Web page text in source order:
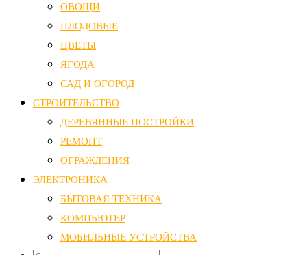
ОВОЩИ
ПЛОДОВЫЕ
ЦВЕТЫ
ЯГОДА
САД И ОГОРОД
СТРОИТЕЛЬСТВО
ДЕРЕВЯННЫЕ ПОСТРОЙКИ
РЕМОНТ
ОГРАЖДЕНИЯ
ЭЛЕКТРОНИКА
БЫТОВАЯ ТЕХНИКА
КОМПЬЮТЕР
МОБИЛЬНЫЕ УСТРОЙСТВА